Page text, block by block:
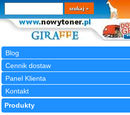
Blog
Cennik dostaw
Panel Klienta
Kontakt
Wyszukiwarka
szukaj
Produkty